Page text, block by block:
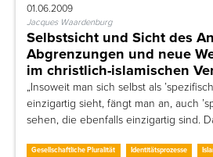
01.06.2009
Jacques Waardenburg
Selbstsicht und Sicht des
Abgrenzungen und neue
im christlich-islamischen
„Insoweit man sich selbst als
einzigartig sieht, fängt man an, auch
sehen, die ebenfalls einzigartig sind.
Gesellschaftliche Pluralität Identitätsprozesse